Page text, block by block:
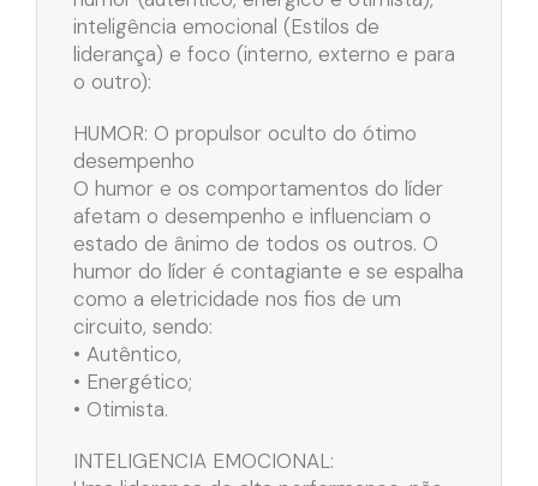
inteligência emocional (Estilos de
liderança) e foco (interno, externo e para
o outro):
HUMOR: O propulsor oculto do ótimo
desempenho
O humor e os comportamentos do líder
afetam o desempenho e influenciam o
estado de ânimo de todos os outros. O
humor do líder é contagiante e se espalha
como a eletricidade nos fios de um
circuito, sendo:
• Autêntico,
• Energético;
• Otimista.
INTELIGENCIA EMOCIONAL: